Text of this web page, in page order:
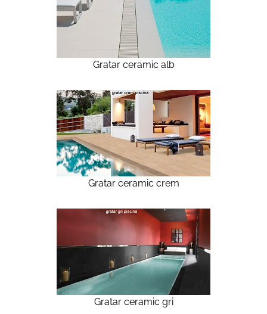
Gratar ceramic alb
Gratar ceramic crem
Gratar ceramic gri